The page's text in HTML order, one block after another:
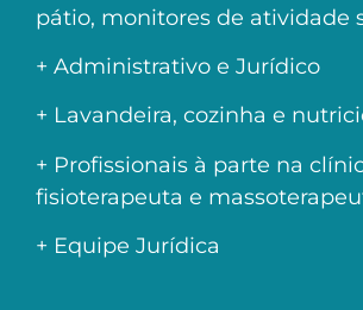
pátio, monitores de atividade
+ Administrativo e Jurídico
+ Lavandeira, cozinha e
+ Profissionais à parte na
fisioterapeuta e
+ Equipe Jurídica